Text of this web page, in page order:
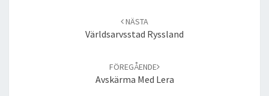
NÄSTA
Världsarvsstad Ryssland
FÖREGÅENDE
Avskärma Med Lera